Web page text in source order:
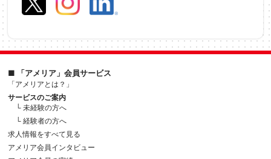
■ 「アメリア」会員サービス
「アメリアとは？」
サービスのご案内
└ 未経験の方へ
└ 経験者の方へ
求人情報をすべて見る
アメリア会員インタビュー